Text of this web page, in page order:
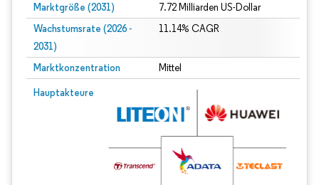
Marktgröße (2031) 7.72 Milliarden US-Dollar
Wachstumsrate (2026 -
2031)
11.14% CAGR
Marktkonzentration Mittel
Hauptakteure
Bild © Mordor Intelligence. Wiederverwendung erfordert Namensnennung